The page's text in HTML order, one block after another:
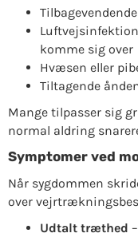
komme sig over
Hvæsen eller
Tiltagende
Mange tilpasser sig
normal aldring
Symptomer ved
Når sygdommen
over
Udtalt træthed